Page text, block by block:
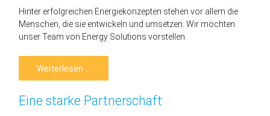
Hinter erfolgreichen Energiekonzepten stehen vor allem die
Menschen, die sie entwickeln und umsetzen. Wir möchten
unser Team von Energy Solutions vorstellen.
Weiterlesen …
Eine starke Partnerschaft